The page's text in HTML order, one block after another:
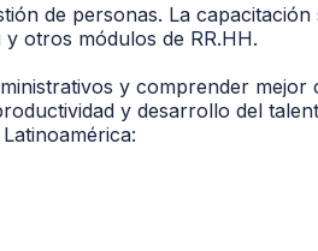
de personas. La
otros módulos de RR.HH.
y comprender mejor
y desarrollo del